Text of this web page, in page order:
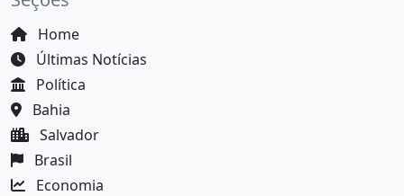
Home
Últimas Notícias
Política
Bahia
Salvador
Brasil
Economia